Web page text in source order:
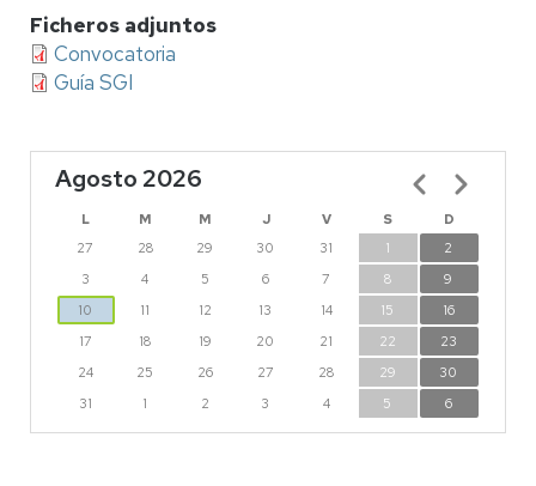
Ficheros adjuntos
Convocatoria
Guía SGI
Agosto 2026
L M M J V S
D
27
28 29 30 31 1
2
3
4 5 6 7 8
9
10
11 12 13 14 15
16
17
18 19 20 21 22
23
24
25 26 27 28 29
30
31
1 2 3 4 5 6
Paginación